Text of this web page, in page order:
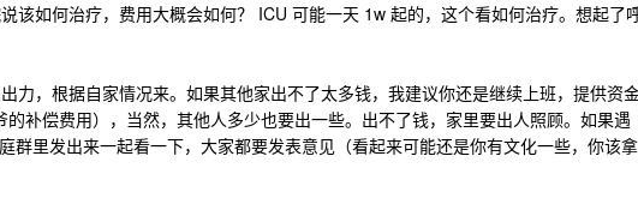
该如何治疗，费用大概会如何？ ICU 可能一天 1w 起的，这个看如何治疗。想起了
力，根据自家情况来。如果其他家出不了太多钱，我建议你还是继续上班，提供资
的补偿费用），当然，其他人多少也要出一些。出不了钱，家里要出人照顾。如果遇
群里发出来一起看一下，大家都要发表意见（看起来可能还是你有文化一些，你该拿